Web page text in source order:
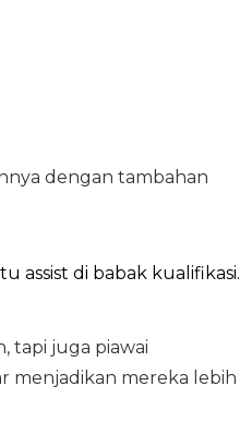
dengan tambahan
assist di babak kualifikasi.
tapi juga piawai
menjadikan mereka lebih